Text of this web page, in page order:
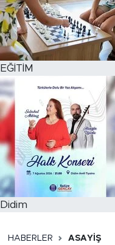
EĞİTİM
Didim
HABERLER ASAYİŞ